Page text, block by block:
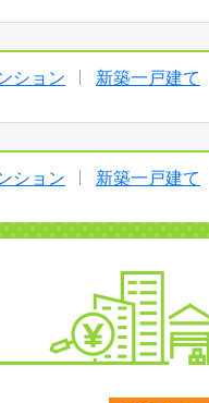
ション 新築一戸建て
ション 新築一戸建て